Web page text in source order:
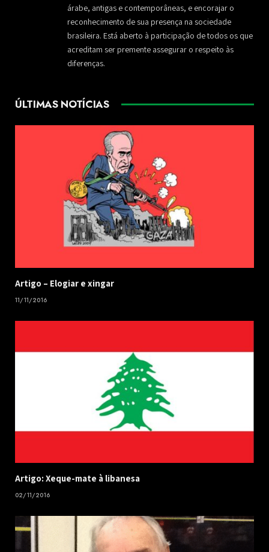
árabe, antigas e contemporâneas, e encorajar o
reconhecimento de sua presença na sociedade
brasileira. Está aberto à participação de todos os que
acreditam ser premente assegurar o respeito às
diferenças.
ÚLTIMAS NOTÍCIAS
​Artigo – ​Elogiar e xingar
11/11/2016
Artigo: Xeque-mate à libanesa
02/11/2016